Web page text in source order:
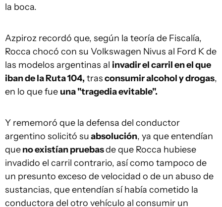
la boca.
Azpiroz recordó que, según la teoría de Fiscalía,
Rocca chocó con su Volkswagen Nivus al Ford K de
las modelos argentinas al invadir el carril en el que
iban de la Ruta 104, trasconsumir alcohol y drogas,
en lo que fue una "tragedia evitable".
Y rememoró que la defensa del conductor
argentino solicitó suabsolución, ya que entendían
queno existían pruebasde que Rocca hubiese
invadido el carril contrario, así como tampoco de
un presunto exceso de velocidad o de un abuso de
sustancias, que entendían sí había cometido la
conductora del otro vehículo al consumir un